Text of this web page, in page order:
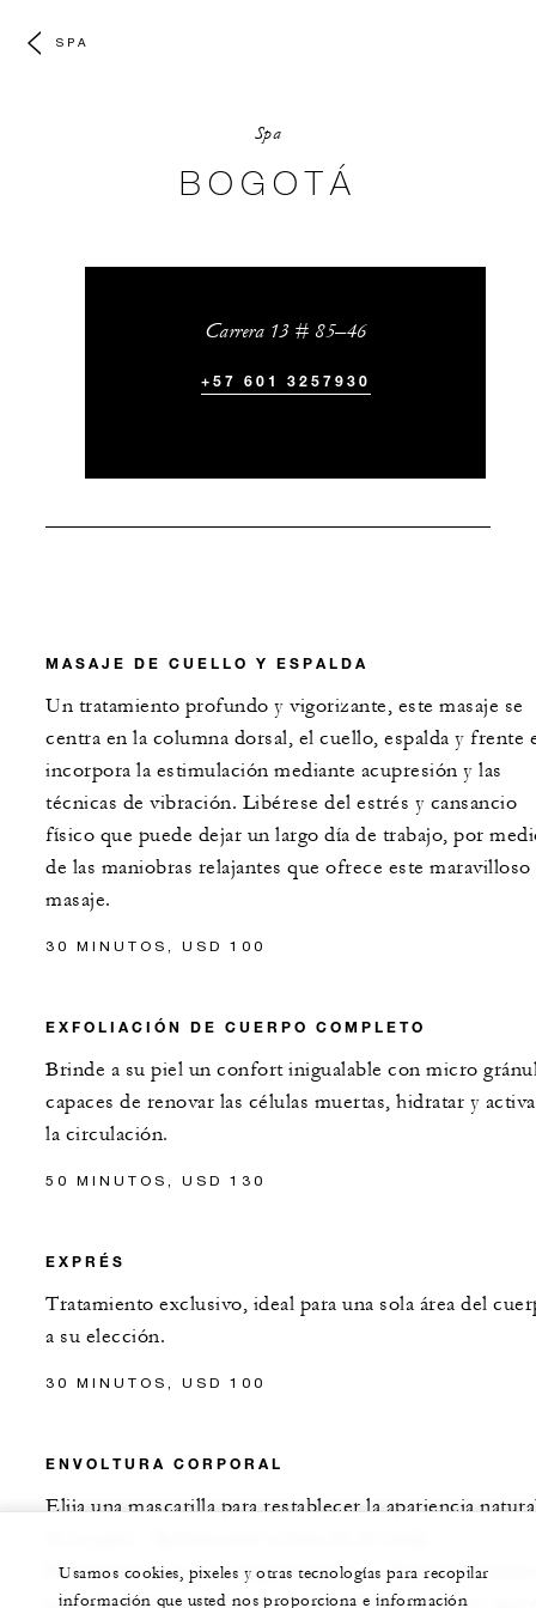
SPA
Spa
BOGOTÁ
Carrera 13 # 85–46
+57 601 3257930
MASAJE DE CUELLO Y ESPALDA
Un tratamiento profundo y vigorizante, este masaje se
centra en la columna dorsal, el cuello, espalda y frente
incorpora la estimulación mediante acupresión y las
técnicas de vibración. Libérese del estrés y cansancio
físico que puede dejar un largo día de trabajo, por
de las maniobras relajantes que ofrece este maravilloso
masaje.
30 MINUTOS, USD 100
EXFOLIACIÓN DE CUERPO COMPLETO
Brinde a su piel un confort inigualable con micro
capaces de renovar las células muertas, hidratar y
la circulación.
50 MINUTOS, USD 130
EXPRÉS
Tratamiento exclusivo, ideal para una sola área del
a su elección.
30 MINUTOS, USD 100
ENVOLTURA CORPORAL
Elija una mascarilla para restablecer la apariencia
Remineralizante: con oligoelementos -
granada y piña - Liberar tensión o dolor muscular:
Usamos cookies, pixeles y otras tecnologías para recopilar
información que usted nos proporciona e información